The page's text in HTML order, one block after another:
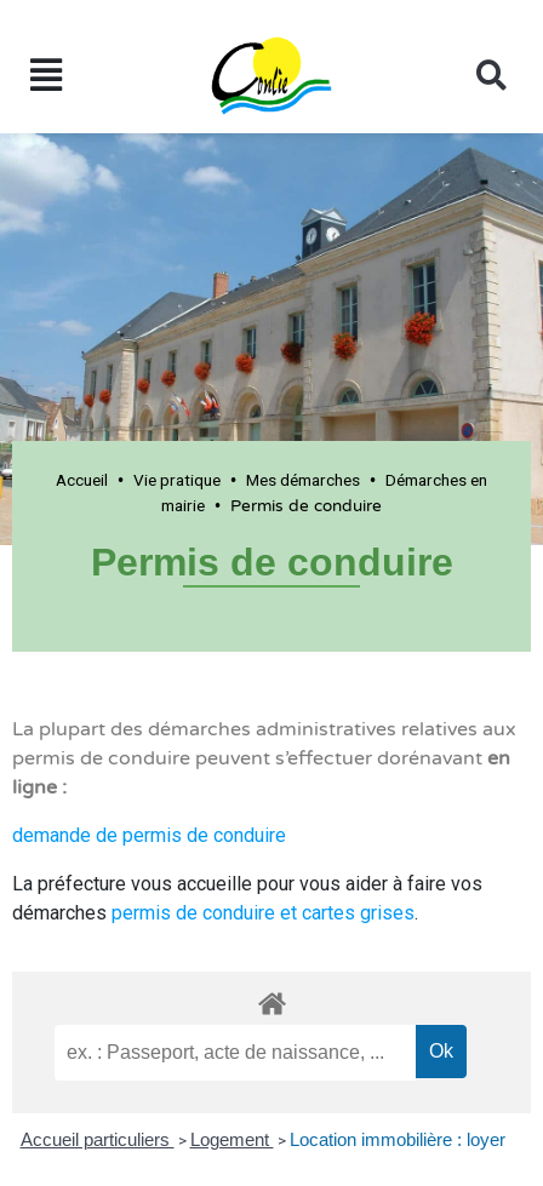
Accueil • Vie pratique • Mes démarches • Démarches en
mairie • Permis de conduire
Permis de conduire
La plupart des démarches administratives relatives aux
permis de conduire peuvent s’effectuer dorénavant en
ligne :
demande de permis de conduire
La préfecture vous accueille pour vous aider à faire vos
démarches permis de conduire et cartes grises.
Accueil particuliers > Logement > Location immobilière : loyer